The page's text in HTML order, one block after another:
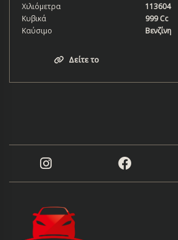
Χιλιόμετρα
113604
Κυβικά
999 Cc
Καύσιμο
Βενζίνη
Δείτε το